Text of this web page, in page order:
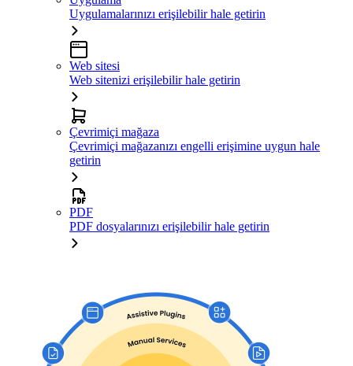
Uygulamalarınızı erişilebilir hale getirin
Web sitesi
Web sitenizi erişilebilir hale getirin
Çevrimiçi mağaza
Çevrimiçi mağazanızı engelli erişimine uygun hale
getirin
PDF
PDF dosyalarınızı erişilebilir hale getirin